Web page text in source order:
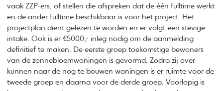
vaak ZZP-ers, of stellen die afspreken dat de één fulltime werkt
en de ander fulltime beschikbaar is voor het project. Het
projectplan dient gelezen te worden en er volgt een stevige
intake. Ook is er €5000,- inleg nodig om de aanmelding
definitief te maken. De eerste groep toekomstige bewoners
van de zonnebloemwoningen is gevormd. Zodra zij over
kunnen naar de nog te bouwen woningen is er ruimte voor de
tweede groep en daarna voor de derde groep. Voorlopig is